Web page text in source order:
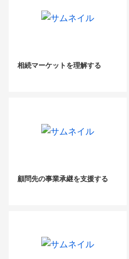
相続マーケットを理解する
顧問先の事業承継を支援する